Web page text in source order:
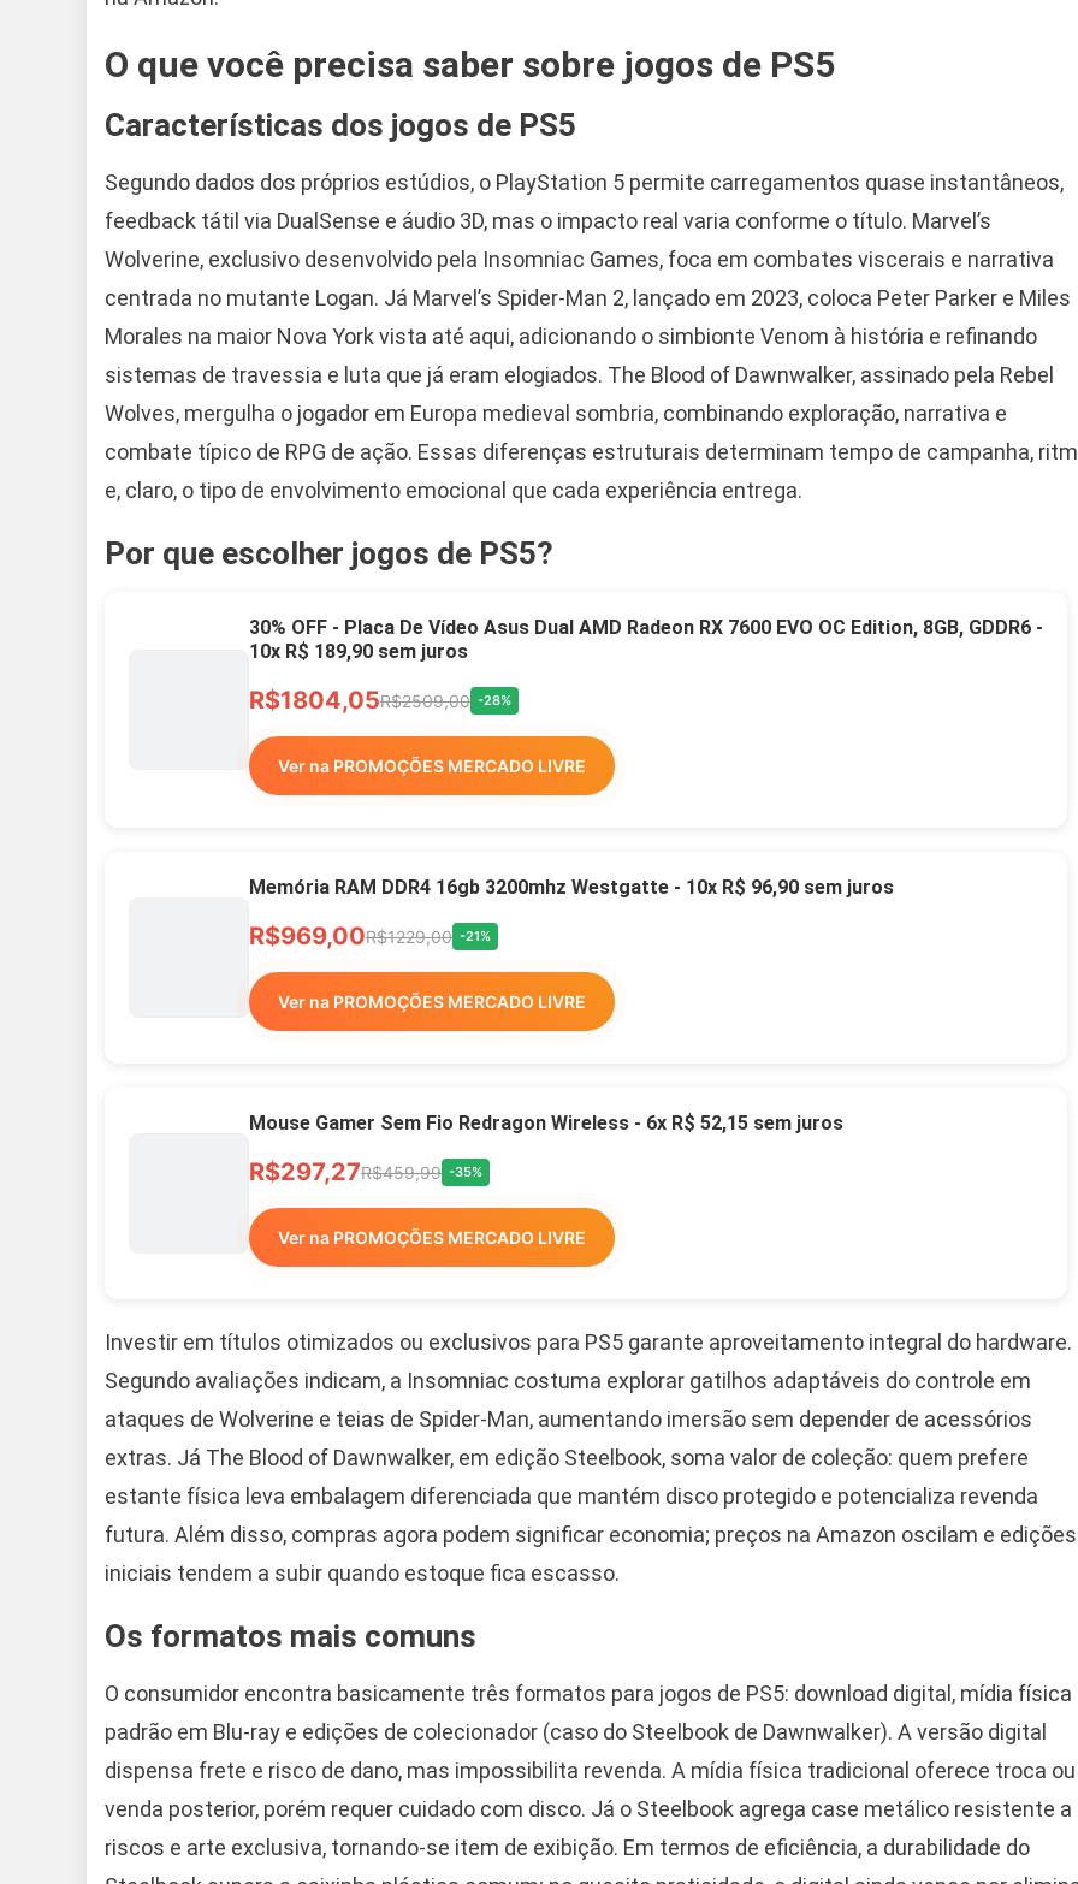
O que você precisa saber sobre jogos de PS5
Características dos jogos de PS5
Segundo dados dos próprios estúdios, o PlayStation 5 permite carregamentos quase instantâneos,
feedback tátil via DualSense e áudio 3D, mas o impacto real varia conforme o título. Marvel’s
Wolverine, exclusivo desenvolvido pela Insomniac Games, foca em combates viscerais e narrativa
centrada no mutante Logan. Já Marvel’s Spider-Man 2, lançado em 2023, coloca Peter Parker e Miles
Morales na maior Nova York vista até aqui, adicionando o simbionte Venom à história e refinando
sistemas de travessia e luta que já eram elogiados. The Blood of Dawnwalker, assinado pela Rebel
Wolves, mergulha o jogador em Europa medieval sombria, combinando exploração, narrativa e
combate típico de RPG de ação. Essas diferenças estruturais determinam tempo de campanha,
e, claro, o tipo de envolvimento emocional que cada experiência entrega.
Por que escolher jogos de PS5?
30% OFF - Placa De Vídeo Asus Dual AMD Radeon RX 7600 EVO OC Edition, 8GB, GDDR6 -
10x R$ 189,90 sem juros
R$1804,05R$2509,00 -28%
Ver na PROMOÇÕES MERCADO LIVRE
Memória RAM DDR4 16gb 3200mhz Westgatte - 10x R$ 96,90 sem juros
R$969,00R$1229,00 -21%
Ver na PROMOÇÕES MERCADO LIVRE
Mouse Gamer Sem Fio Redragon Wireless - 6x R$ 52,15 sem juros
R$297,27R$459,99 -35%
Ver na PROMOÇÕES MERCADO LIVRE
Investir em títulos otimizados ou exclusivos para PS5 garante aproveitamento integral do hardware.
Segundo avaliações indicam, a Insomniac costuma explorar gatilhos adaptáveis do controle em
ataques de Wolverine e teias de Spider-Man, aumentando imersão sem depender de acessórios
extras. Já The Blood of Dawnwalker, em edição Steelbook, soma valor de coleção: quem prefere
estante física leva embalagem diferenciada que mantém disco protegido e potencializa revenda
futura. Além disso, compras agora podem significar economia; preços na Amazon oscilam e edições
iniciais tendem a subir quando estoque fica escasso.
Os formatos mais comuns
O consumidor encontra basicamente três formatos para jogos de PS5: download digital, mídia física
padrão em Blu-ray e edições de colecionador (caso do Steelbook de Dawnwalker). A versão digital
dispensa frete e risco de dano, mas impossibilita revenda. A mídia física tradicional oferece troca ou
venda posterior, porém requer cuidado com disco. Já o Steelbook agrega case metálico resistente a
riscos e arte exclusiva, tornando-se item de exibição. Em termos de eficiência, a durabilidade do